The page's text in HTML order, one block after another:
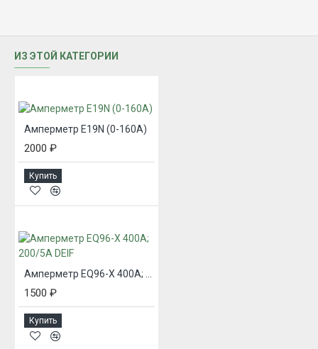
ИЗ ЭТОЙ КАТЕГОРИИ
Амперметр E19N (0-160А)
2000 ₽
Купить
Амперметр EQ96-X 400А; 200/5А DEIF
1500 ₽
Купить